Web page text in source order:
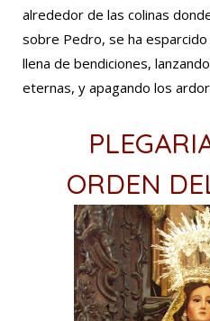
alrededor de las colinas
sobre Pedro, se ha
llena de bendiciones,
eternas, y apagando los
ORDEN